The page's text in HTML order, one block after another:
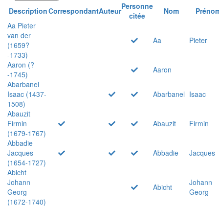
DescriptionCorrespondantAuteurPersonne
citée
Nom
Aa Pieter
van der
(1659?
-1733)
Aa Pieter
Aaron (?
-1745)
Aaron
Abarbanel
Isaac (1437-
1508)
Abarbanel Isaac
Abauzit
Firmin
(1679-1767)
Abauzit
Firmin
Abbadie
Jacques
(1654-1727)
Abbadie
Jacques
Abicht
Johann
Georg
(1672-1740)
Abicht
Johann
Georg